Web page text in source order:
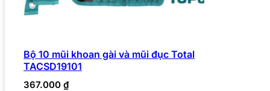
Bộ 10 mũi khoan gài và mũi đục Total
TACSD19101
367.000 ₫